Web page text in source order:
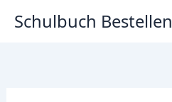
InhaltSchulbuch Bestellen